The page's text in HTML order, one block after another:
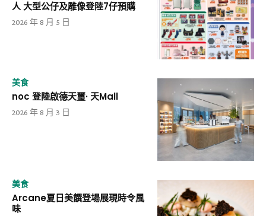
人 大型公仔及雕像登陸7仔預購
2026 年 8 月 5 日
美食
noc 登陸啟德天璽· 天Mall
2026 年 8 月 3 日
美食
Arcane夏日美饌登場展現時令風
味